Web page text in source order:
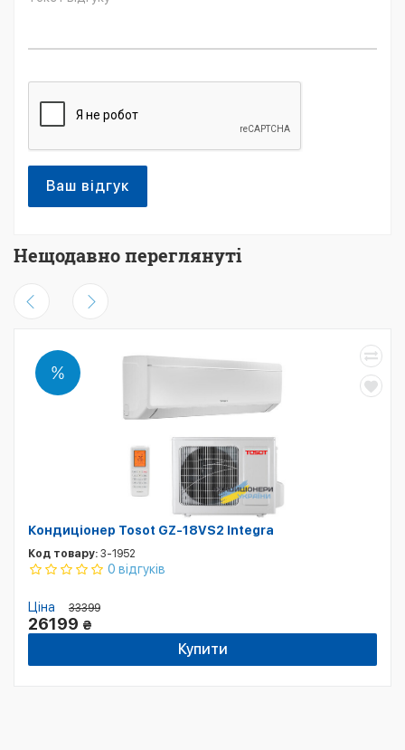
Ваш відгук
Нещодавно переглянуті
Кондиціонер Tosot GZ-18VS2 Integra
Код товару: 3-1952
0 відгуків
Ціна 33399
26199 ₴
Купити